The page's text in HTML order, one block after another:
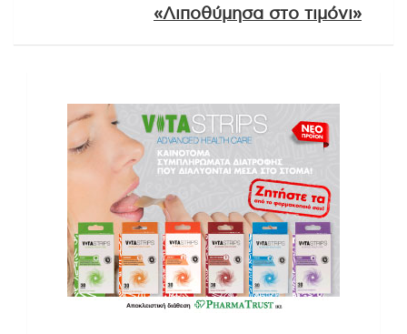
«Λιποθύμησα στο τιμόνι»